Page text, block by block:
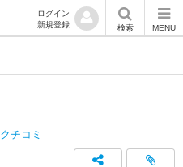
ログイン
新規登録
検索 MENU
チコミ